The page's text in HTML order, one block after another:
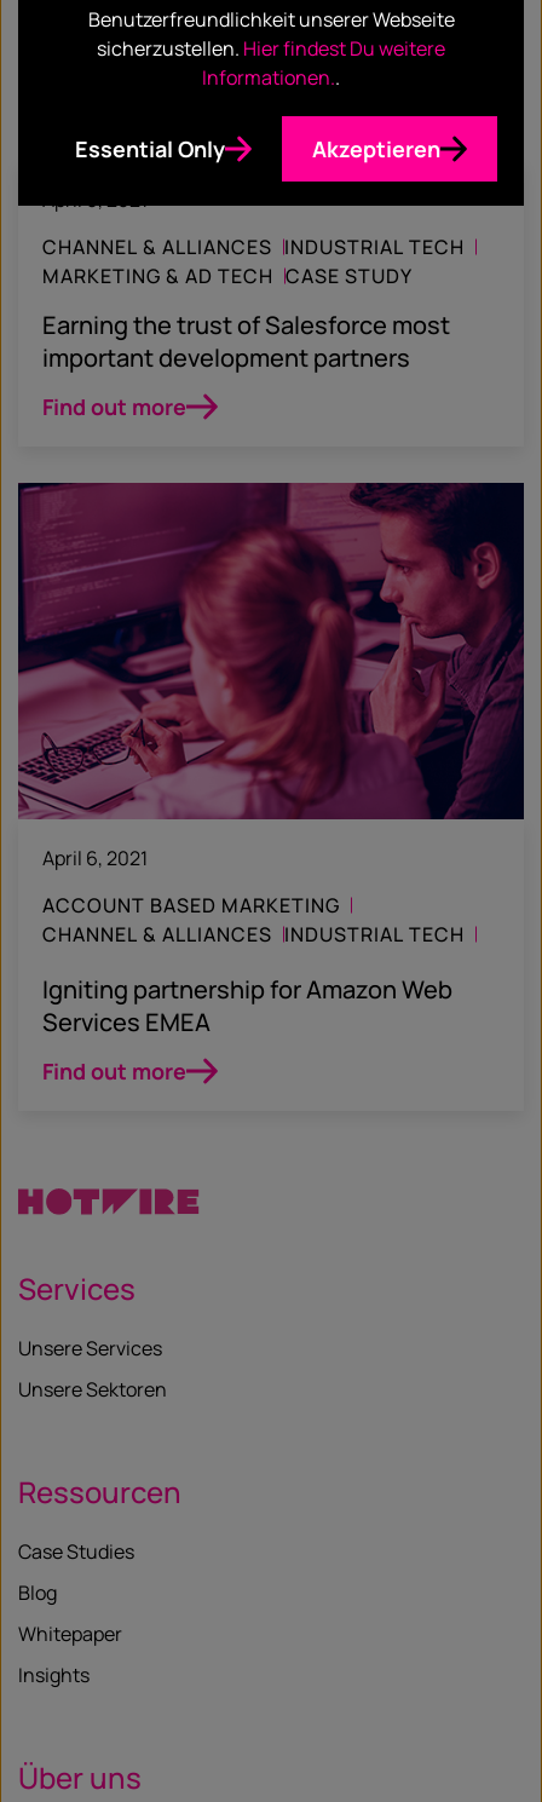
April 6, 2021
CHANNEL & ALLIANCES INDUSTRIAL TECH
MARKETING & AD TECH CASE STUDY
Earning the trust of Salesforce most
important development partners
Find out more
April 6, 2021
ACCOUNT BASED MARKETING
CHANNEL & ALLIANCES INDUSTRIAL TECH
Igniting partnership for Amazon Web
Services EMEA
Find out more
Services
Unsere Services
Unsere Sektoren
Ressourcen
Case Studies
Blog
Whitepaper
Insights
Über uns
Benutzerfreundlichkeit unserer Webseite
sicherzustellen. Hier findest Du weitere
Informationen..
Essential Only Akzeptieren